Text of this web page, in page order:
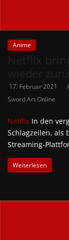
Anime
17. Februar 2021
Sword Art Online
Netflix In den
Schlagzeilen, als
Streaming-
Weiterlesen